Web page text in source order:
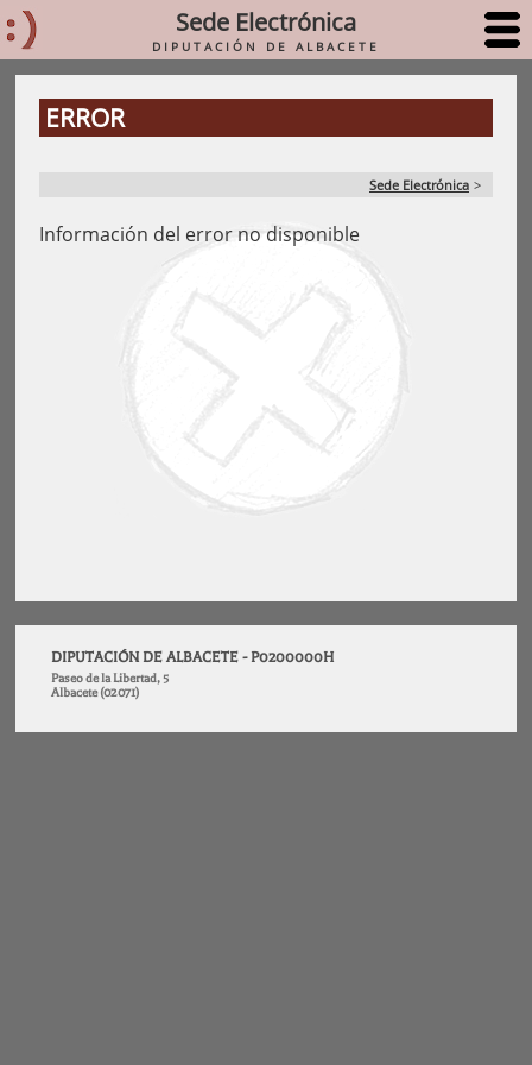
Sede Electrónica
DIPUTACIÓN DE ALBACETE
ERROR
Sede Electrónica >
Información del error no disponible
DIPUTACIÓN DE ALBACETE - P0200000H
Paseo de la Libertad, 5
Albacete (02071)